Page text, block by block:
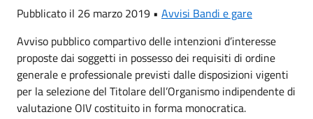
Pubblicato il 26 marzo 2019 • Avvisi Bandi e gare
Avviso pubblico compartivo delle intenzioni d’interesse
proposte dai soggetti in possesso dei requisiti di ordine
generale e professionale previsti dalle disposizioni vigenti
per la selezione del Titolare dell’Organismo indipendente di
valutazione OIV costituito in forma monocratica.